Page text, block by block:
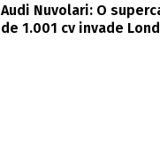
Audi Nuvolari: O
de 1.001 cv invade